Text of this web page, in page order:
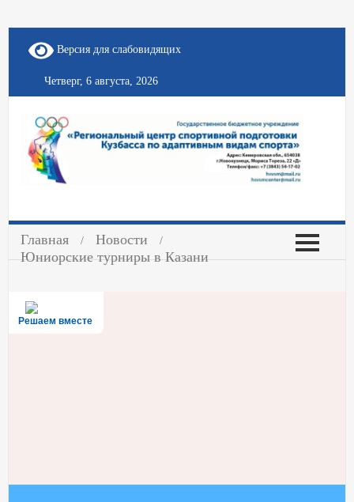
Версия для слабовидящих
Четверг, 6 августа, 2026
Главная
Новости
Юниорские турниры в Казани
Решаем вместе